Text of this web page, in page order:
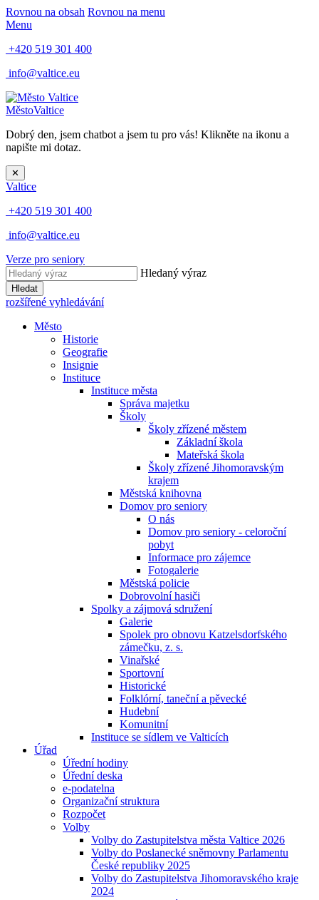
Rovnou na obsah Rovnou na menu
Menu
+420 519 301 400
info@valtice.eu
MěstoValtice
Dobrý den, jsem chatbot a jsem tu pro vás! Klikněte na ikonu a
napište mi dotaz.
✕
Valtice
+420 519 301 400
info@valtice.eu
Verze pro seniory
Hledaný výraz
Hledat
rozšířené vyhledávání
Město
Historie
Geografie
Insignie
Instituce
Instituce města
Správa majetku
Školy
Školy zřízené městem
Základní škola
Mateřská škola
Školy zřízené Jihomoravským
krajem
Městská knihovna
Domov pro seniory
O nás
Domov pro seniory - celoroční
pobyt
Informace pro zájemce
Fotogalerie
Městská policie
Dobrovolní hasiči
Spolky a zájmová sdružení
Galerie
Spolek pro obnovu Katzelsdorfského
zámečku, z. s.
Vinařské
Sportovní
Historické
Folklórní, taneční a pěvecké
Hudební
Komunitní
Instituce se sídlem ve Valticích
Úřad
Úřední hodiny
Úřední deska
e-podatelna
Organizační struktura
Rozpočet
Volby
Volby do Zastupitelstva města Valtice 2026
Volby do Poslanecké sněmovny Parlamentu
České republiky 2025
Volby do Zastupitelstva Jihomoravského kraje
2024